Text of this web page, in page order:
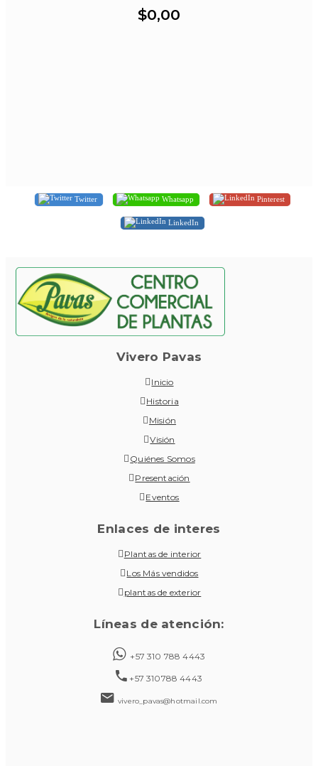
$0,00
Twitter Whatsapp Pinterest
LinkedIn
Vivero Pavas
Inicio
Historia
Misión
Visión
Quiénes Somos
Presentación
Eventos
Enlaces de interes
Plantas de interior
Los Más vendidos
plantas de exterior
Líneas de atención:
+57 310 788 4443
+57 310788 4443
vivero_pavas@hotmail.com